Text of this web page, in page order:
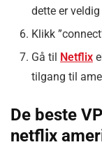
dette er
Klikk
Gå til Netflix
tilgang til
De beste
netflix